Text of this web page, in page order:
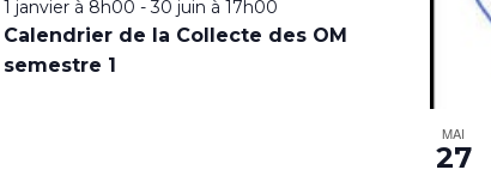
1 janvier à 8h00 -30 juin à 17h00
Calendrier de la Collecte des OM
semestre 1
MAI
27